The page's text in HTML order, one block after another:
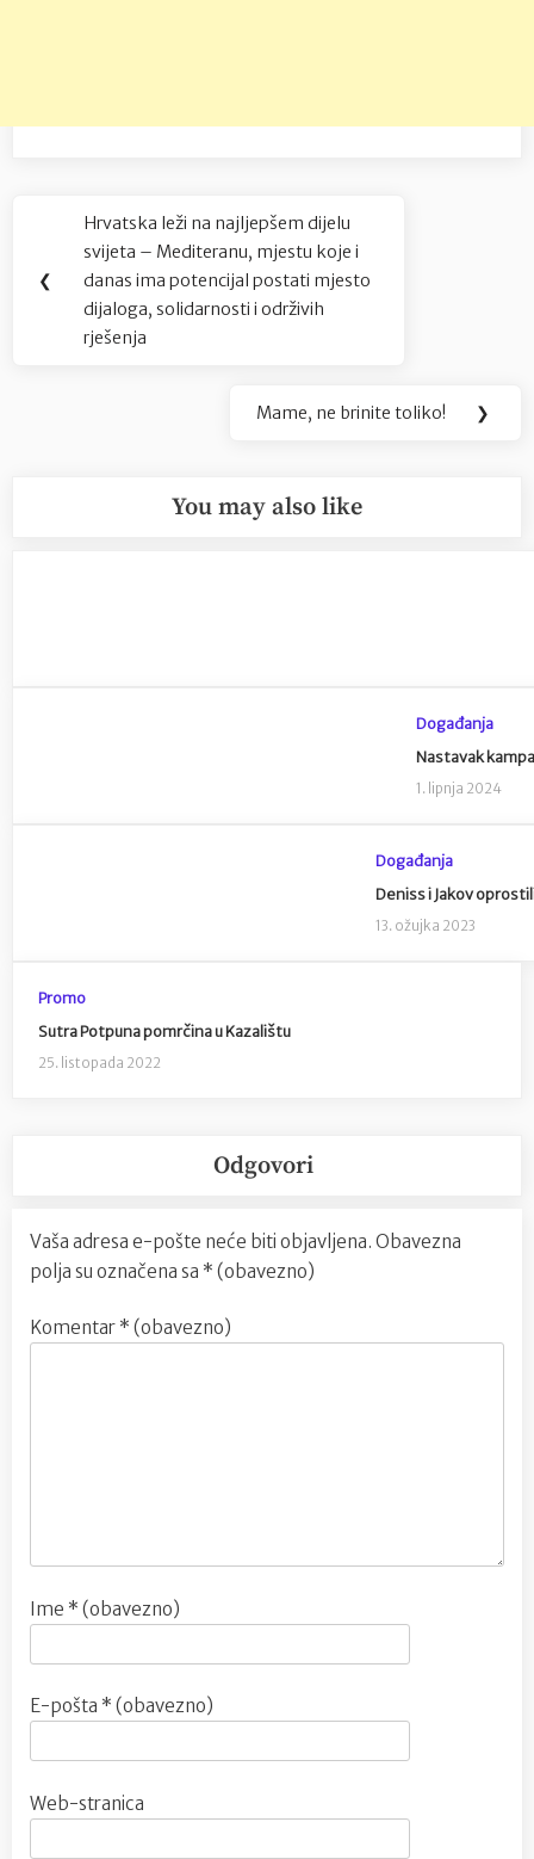
Navigacija
objava
❮
Previous
Post:
Hrvatska leži na najljepšem dijelu
svijeta – Mediteranu, mjestu koje i
danas ima potencijal postati mjesto
dijaloga, solidarnosti i održivih
rješenja
Next
Mame, ne brinite toliko! ❯
You may also like
Događanja
Nastavak
1. lipnja 2024
Događanja
Deniss i Jakov
13. ožujka 2023
Promo
Sutra Potpuna pomrčina u Kazalištu
25. listopada 2022
Odgovori
Vaša adresa e-pošte neće biti objavljena. Obavezna
polja su označena sa * (obavezno)
Komentar * (obavezno)
Ime * (obavezno)
E-pošta * (obavezno)
Web-stranica